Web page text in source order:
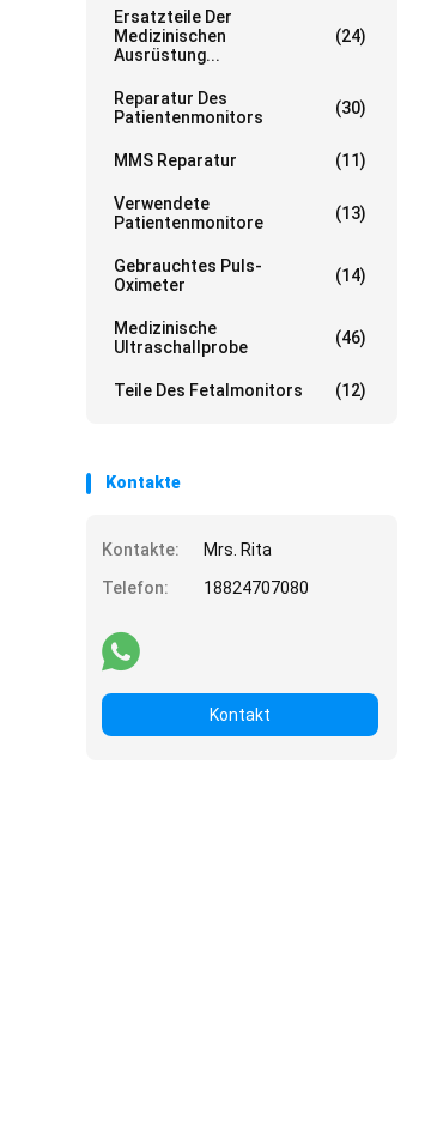
Ersatzteile Der
Medizinischen
Ausrüstung...
(24)
Reparatur Des
Patientenmonitors
(30)
MMS Reparatur (11)
Verwendete
Patientenmonitore
(13)
Gebrauchtes Puls-
Oximeter
(14)
Medizinische
Ultraschallprobe
(46)
Teile Des Fetalmonitors (12)
Kontakte
Kontakte:
Mrs. Rita
Telefon:
18824707080
Kontakt